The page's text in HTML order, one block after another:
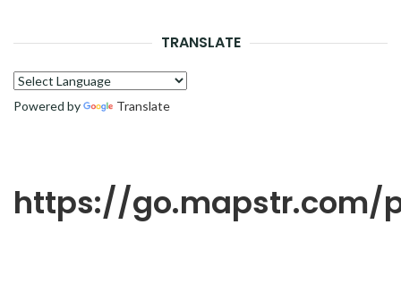
TRANSLATE
Powered by Translate
https://go.mapstr.com/